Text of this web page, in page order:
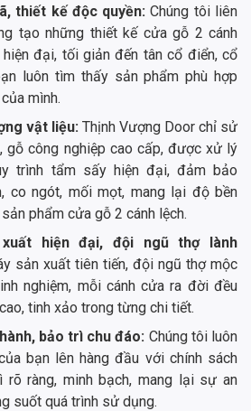
thiết kế độc quyền:Chúng tôi liên
tạo những thiết kế cửa gỗ 2 cánh
đại, tối giản đến tân cổ điển, cổ
luôn tìm thấy sản phẩm phù hợp
mình.
vật liệu: Thịnh Vượng Door chỉ sử
gỗ công nghiệp cao cấp, được xử lý
trình tẩm sấy hiện đại, đảm bảo
co ngót, mối mọt, mang lại độ bền
phẩm cửa gỗ 2 cánh lệch.
hiện đại, đội ngũ thợ lành
sản xuất tiên tiến, đội ngũ thợ mộc
nghiệm, mỗi cánh cửa ra đời đều
tinh xảo trong từng chi tiết.
bảo trì chu đáo: Chúng tôi luôn
bạn lên hàng đầu với chính sách
rõ ràng, minh bạch, mang lại sự an
suốt quá trình sử dụng.